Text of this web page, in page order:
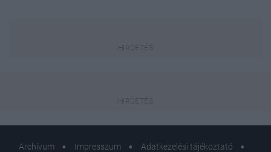
Archívum Impresszum
Adatkezelési tájékoztató